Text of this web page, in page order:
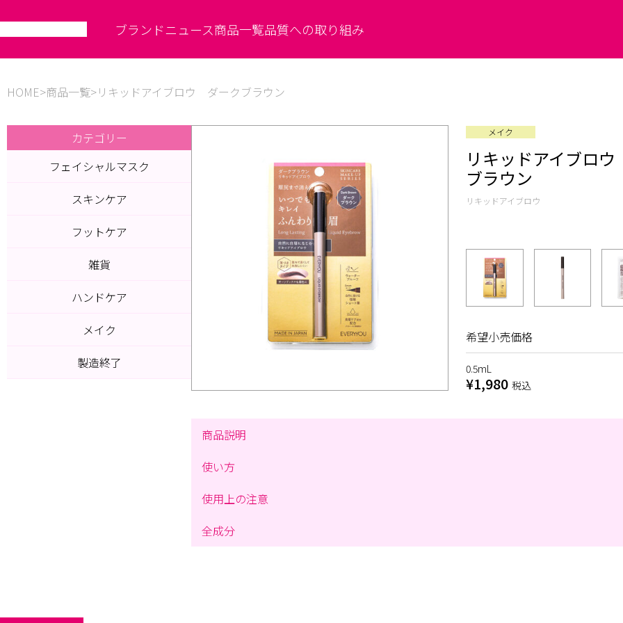
ブランドニュース商品一覧品質への取り組み
HOME 商品一覧 リキッドアイブロウ ダークブラウン
メイク
リキッドアイブロ
ブラウン
リキッドアイブロウ
希望小売価格
0.5mL
¥1,980 税込
商品説明
使い方
使用上の注意
全成分
カテゴリー
フェイシャルマスク
スキンケア
フットケア
雑貨
ハンドケア
メイク
製造終了